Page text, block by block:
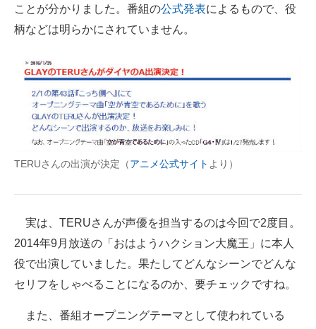
スマホと通信の最新トレンド
好きが集まる 比べて選べる
ビジネスと働き方のヒント
AI活用のいまが分かる
企業ITのトレンドを詳説
経営リーダーのコミュニティ
マーケ×ITの今がよく分かる
企業向けIT製品の総合サイト
IT製品の技術・比較・事例
ことが分かりました。番組の公式発表によるもので、役
柄などは明らかにされていません。
TERUさんの出演が決定（アニメ公式サイト より）
実は、TERUさんが声優を担当するのは今回で2度目。
2014年9月放送の「おはようハクション大魔王」に本人
役で出演していました。果たしてどんなシーンでどんな
セリフをしゃべることになるのか、要チェックですね。
また、番組オープニングテーマとして使われている